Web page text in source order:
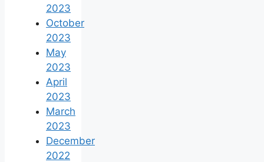
2023
October
2023
May
2023
April
2023
March
2023
December
2022